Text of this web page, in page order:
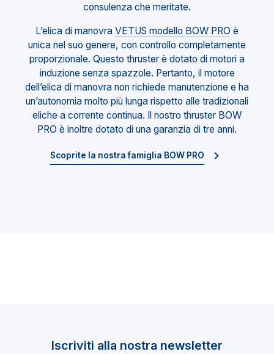
consulenza che meritate.
L’elica di manovra VETUS modello BOW PRO è
unica nel suo genere, con controllo completamente
proporzionale. Questo thruster è dotato di motori a
induzione senza spazzole. Pertanto, il motore
dell’elica di manovra non richiede manutenzione e ha
un’autonomia molto più lunga rispetto alle tradizionali
eliche a corrente continua. Il nostro thruster BOW
PRO è inoltre dotato di una garanzia di tre anni.
Scoprite la nostra famiglia BOW PRO
Iscriviti alla nostra newsletter